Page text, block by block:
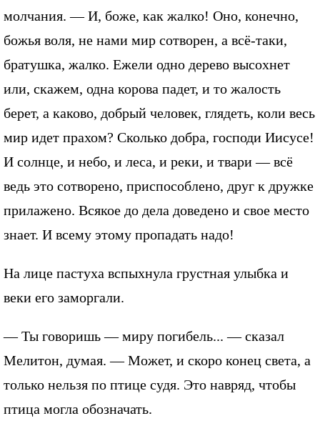
молчания. — И, боже, как жалко! Оно, конечно,
божья воля, не нами мир сотворен, а всё-таки,
братушка, жалко. Ежели одно дерево высохнет
или, скажем, одна корова падет, и то жалость
берет, а каково, добрый человек, глядеть, коли весь
мир идет прахом? Сколько добра, господи Иисусе!
И солнце, и небо, и леса, и реки, и твари — всё
ведь это сотворено, приспособлено, друг к дружке
прилажено. Всякое до дела доведено и свое место
знает. И всему этому пропадать надо!
На лице пастуха вспыхнула грустная улыбка и
веки его заморгали.
— Ты говоришь — миру погибель... — сказал
Мелитон, думая. — Может, и скоро конец света, а
только нельзя по птице судя. Это навряд, чтобы
птица могла обозначать.